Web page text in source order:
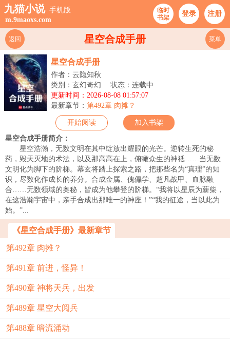
九猫小说 手机版
m.9maoxs.com
临时
书架
登录 注册
星空合成手册
返回 菜单
星空合成手册
作者：云隐知秋
类别：玄幻奇幻
状态：连载中
更新时间：2026-08-08 01:57:07
最新章节： 第492章 肉摊？
开始阅读 加入书架
星空合成手册简介：
星空浩瀚，无数文明在其中绽放出耀眼的光芒。逆转生死的秘
药，毁天灭地的术法，以及那高高在上，俯瞰众生的神祗……当无数
文明化为脚下的阶梯。幕玄将踏上探索之路，把那些名为“真理”的知
识，尽数化作成长的养分。合成金属、傀儡学、超凡战甲、血脉融
合……无数领域的奥秘，皆成为他攀登的阶梯。“我将以星辰为薪柴，
在这浩瀚宇宙中，亲手合成出那唯一的神座！”“我的征途，当以此为
始。”...
《星空合成手册》最新章节
第492章 肉摊？
第491章 前进，怪异！
第490章 神将天兵，出发
第489章 星空大阅兵
第488章 暗流涌动